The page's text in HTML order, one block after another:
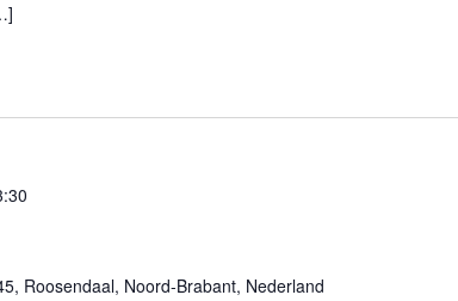
Roosendaal, Noord-Brabant, Nederland